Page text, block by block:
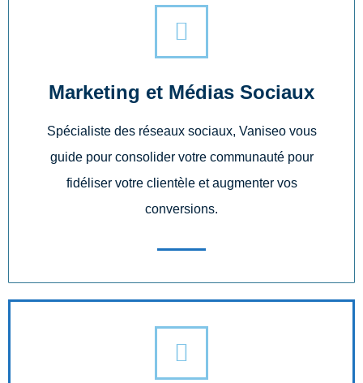
Marketing et Médias Sociaux
Spécialiste des réseaux sociaux, Vaniseo vous
guide pour consolider votre communauté pour
fidéliser votre clientèle et augmenter vos
conversions.